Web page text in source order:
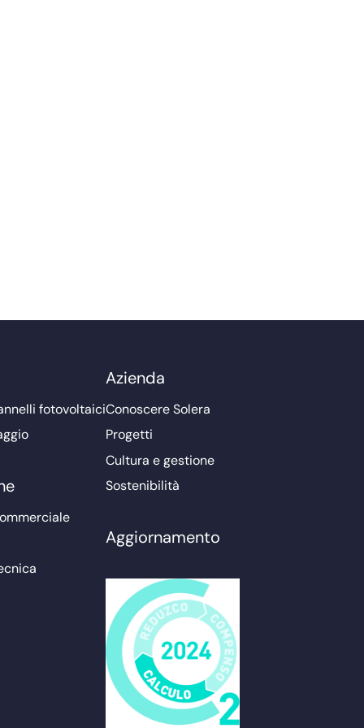
fotovoltaici
Azienda
Conoscere Solera
Progetti
Cultura e gestione
Sostenibilità
Aggiornamento